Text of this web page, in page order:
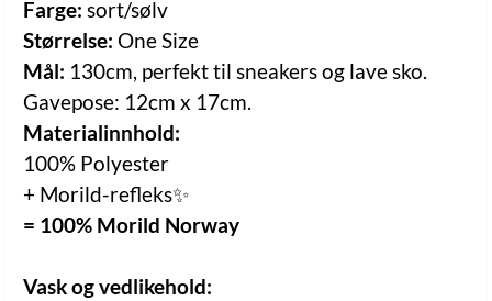
Farge: sort/sølv
Størrelse: One Size
Mål: 130cm, perfekt til sneakers og lave sko.
Gavepose: 12cm x 17cm.
Materialinnhold:
100% Polyester
+ Morild-refleks✨
= 100% Morild Norway
Vask og vedlikehold: